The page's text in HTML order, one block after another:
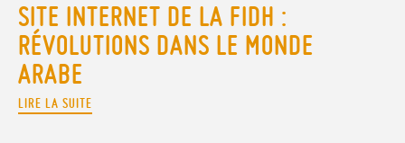
SITE INTERNET DE LA FIDH :
RÉVOLUTIONS DANS LE MONDE
ARABE
LIRE LA SUITE